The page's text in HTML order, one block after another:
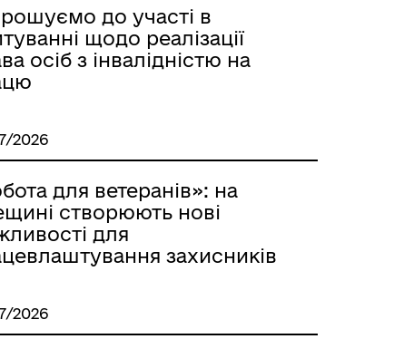
Розклад автобусів Роздільна-
Лиманськедо участі в
щодо реалізації
осіб з інвалідністю на
2026
для ветеранів»: на
створюють нові
для
захисників
2026